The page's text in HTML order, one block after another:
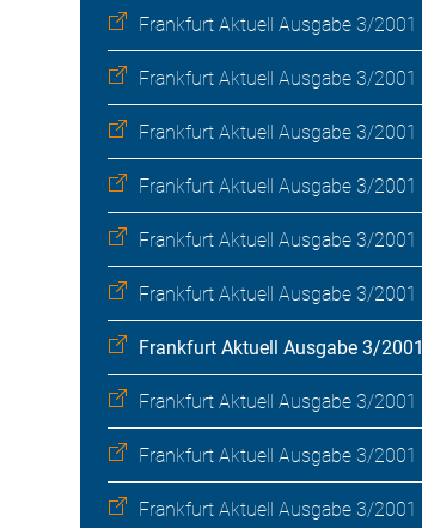
Frankfurt Aktuell Ausgabe 3/2001
Frankfurt Aktuell Ausgabe 3/2001
Frankfurt Aktuell Ausgabe 3/2001
Frankfurt Aktuell Ausgabe 3/2001
Frankfurt Aktuell Ausgabe 3/2001
Frankfurt Aktuell Ausgabe 3/2001
Frankfurt Aktuell Ausgabe 3/2001
Frankfurt Aktuell Ausgabe 3/2001
Frankfurt Aktuell Ausgabe 3/2001
Frankfurt Aktuell Ausgabe 3/2001